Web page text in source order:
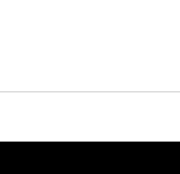
Контакты